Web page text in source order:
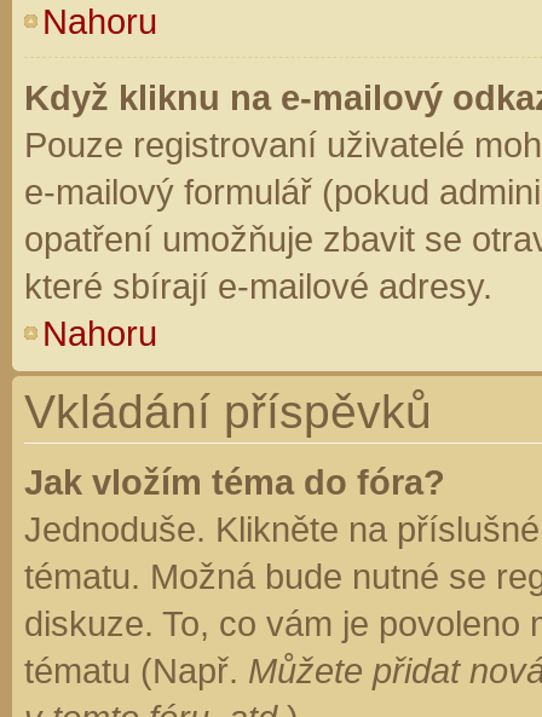
Nahoru
Když kliknu na e-mailový
Pouze registrovaní uživatelé
e-mailový formulář (pokud
opatření umožňuje zbavit se
které sbírají e-mailové adresy.
Nahoru
Vkládání příspěvků
Jak vložím téma do fóra?
Jednoduše. Klikněte na
tématu. Možná bude nutné se
diskuze. To, co vám je
tématu (Např. Můžete přidat